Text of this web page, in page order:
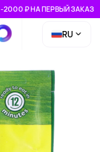
-2000 ₽ НА ПЕРВЫЙ ЗАКАЗ
RU